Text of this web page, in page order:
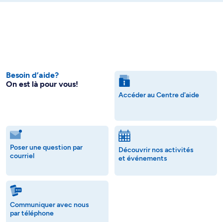
Besoin d’aide?
On est là pour vous!
Accéder au Centre d'aide
Poser une question par
courriel
Découvrir nos activités
et événements
Communiquer avec nous
par téléphone